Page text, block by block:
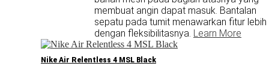
membuat angin dapat masuk. Bantalan
sepatu pada tumit menawarkan fitur lebih
dengan fleksibilitasnya. Learn More
Nike Air Relentless 4 MSL Black